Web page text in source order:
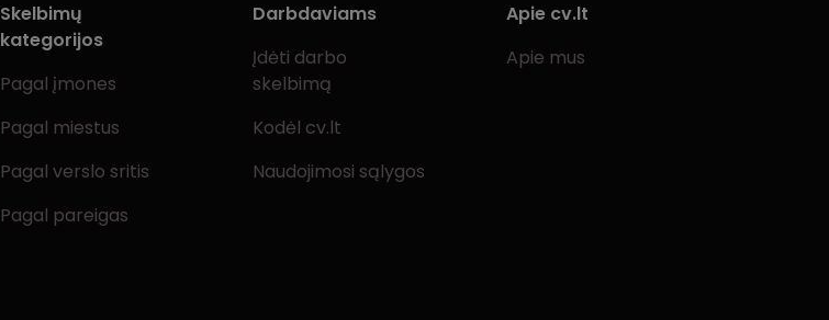
Skelbimų
kategorijos
Pagal įmones
Pagal miestus
Pagal verslo sritis
Pagal pareigas
Darbdaviams
Įdėti darbo
skelbimą
Kodėl cv.lt
Naudojimosi sąlygos
Apie cv.lt
Apie mus